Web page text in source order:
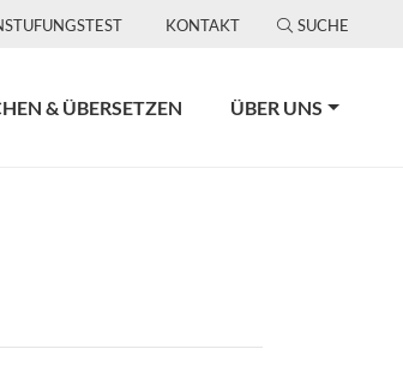
KONTAKT SUCHE
& ÜBERSETZEN ÜBER UNS